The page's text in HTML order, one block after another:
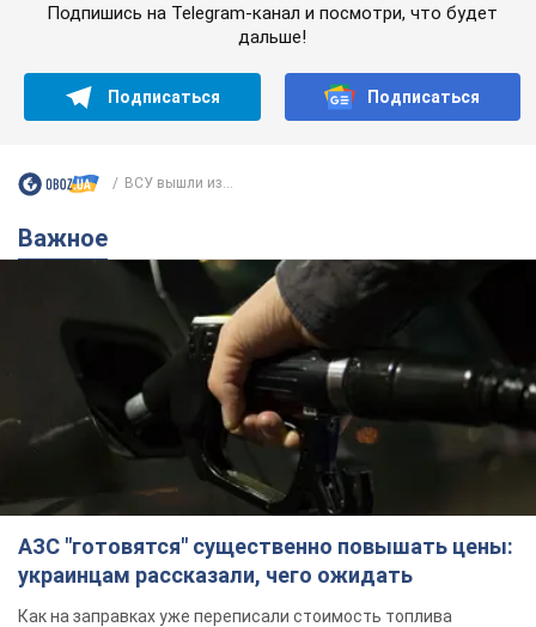
Подпишись на Telegram-канал и посмотри, что будет
дальше!
Подписаться Подписаться
ВСУ вышли из...
Важное
АЗС "готовятся" существенно повышать цены:
украинцам рассказали, чего ожидать
Как на заправках уже переписали стоимость топлива